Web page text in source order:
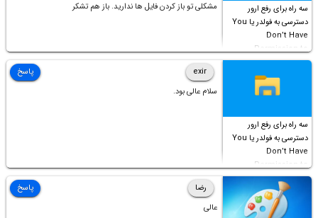
سه راه برای رفع ارور
دسترسی به فولدر یا You
Don’t Have
Permission to
Access this folder
مشکلی تو باز کردن فایل ها ندارید. باز هم تشکر
سه راه برای رفع ارور
دسترسی به فولدر یا You
Don’t Have
Permission to
Access this folder
exir
سلام عالی بود.
پاسخ
رضا
عالی
پاسخ